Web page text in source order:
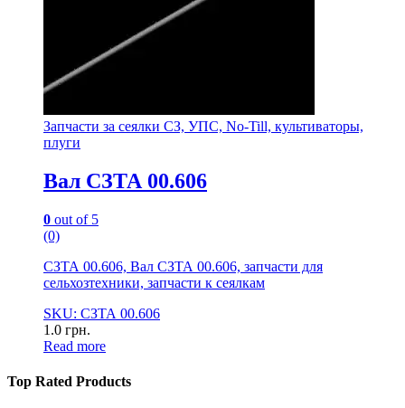
Запчасти за сеялки СЗ, УПС, No-Till, культиваторы,
плуги
Вал СЗТА 00.606
0 out of 5
(0)
СЗТА 00.606, Вал СЗТА 00.606, запчасти для
сельхозтехники, запчасти к сеялкам
SKU: СЗТА 00.606
1.0 грн.
Read more
Top Rated Products